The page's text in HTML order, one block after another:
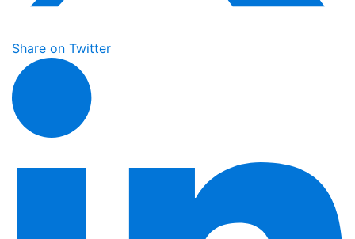
Share on Twitter